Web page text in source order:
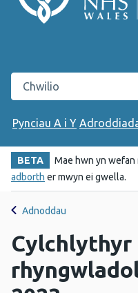
Chwilio gwefan Iechyd
Pynciau A i Y
BETA
Mae hwn yn
adborth er mwyn ei gwella.
Adnoddau
Cylchlythyr